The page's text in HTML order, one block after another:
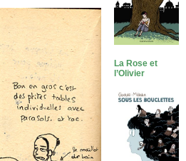
La Rose et
l’Olivier